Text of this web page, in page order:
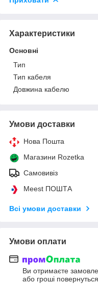
Характеристики
Основні
Тип
Тип кабеля
Довжина кабелю
Умови доставки
Нова Пошта
Магазини Rozetka
Самовивіз
Meest ПОШТА
Всі умови доставки
Умови оплати
Ви отримаєте
або гроші